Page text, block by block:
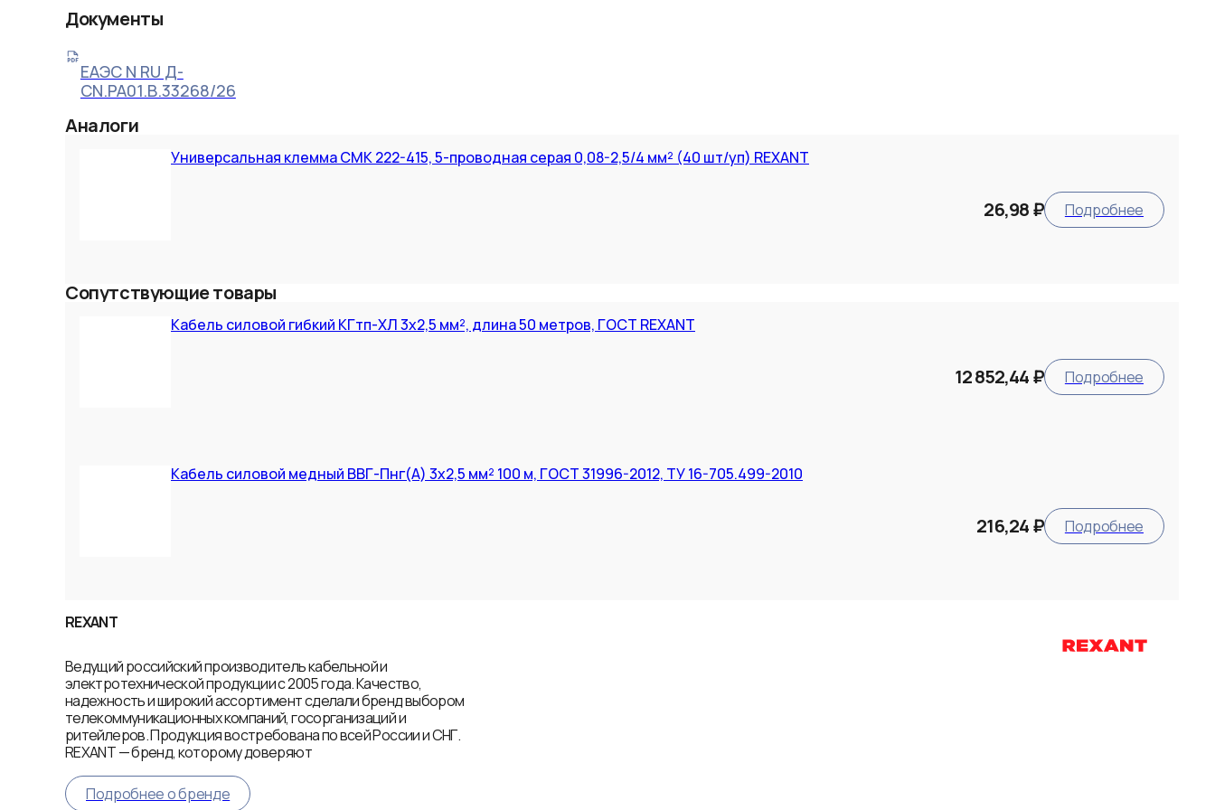
Документы
ЕАЭС N RU Д-
CN.РА01.В.33268/26
Аналоги
Универсальная клемма СМК 222-415, 5-проводная серая 0,08-2,5/4 мм² (40 шт/уп) REXANT
26,98 ₽ Подробнее
Сопутствующие товары
Кабель силовой гибкий КГтп-ХЛ 3х2,5 мм², длина 50 метров, ГОСТ REXANT
12 852,44 ₽ Подробнее
Кабель силовой медный ВВГ-Пнг(А) 3x2,5 мм² 100 м, ГОСТ 31996-2012, ТУ 16-705.499-2010
216,24 ₽ Подробнее
REXANT
Ведущий российский производитель кабельной и
электротехнической продукции с 2005 года. Качество,
надежность и широкий ассортимент сделали бренд выбором
телекоммуникационных компаний, госорганизаций и
ритейлеров. Продукция востребована по всей России и СНГ.
REXANT — бренд, которому доверяют
Подробнее о бренде